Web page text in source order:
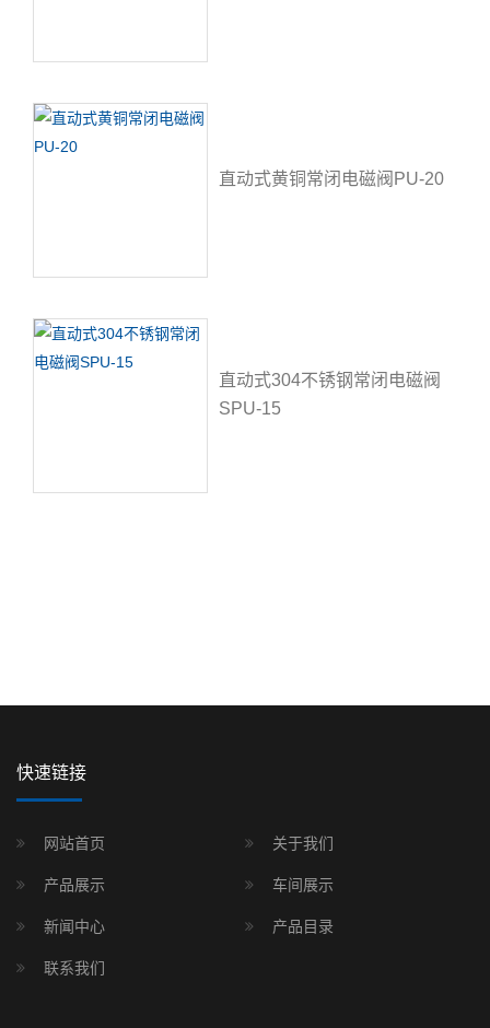
直动式黄铜常闭电磁阀PU-20
直动式304不锈钢常闭电磁阀
SPU-15
快速链接
网站首页 关于我们
产品展示 车间展示
新闻中心 产品目录
联系我们